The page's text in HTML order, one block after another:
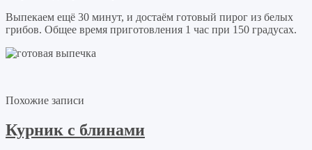
Выпекаем ещё 30 минут, и достаём готовый пирог из белых
грибов. Общее время приготовления 1 час при 150 градусах.
Похожие записи
Курник с блинами